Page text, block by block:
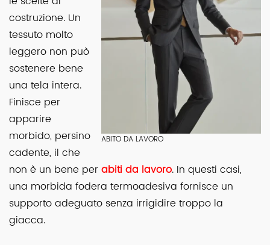
ABITO DA LAVORO
costruzione. Un
tessuto molto
leggero non può
sostenere bene
una tela intera.
Finisce per
apparire
morbido, persino
cadente, il che
non è un bene per abiti da lavoro. In questi casi,
una morbida fodera termoadesiva fornisce un
supporto adeguato senza irrigidire troppo la
giacca.